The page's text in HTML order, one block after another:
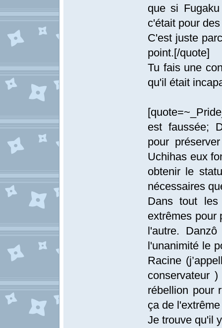
que si
c'était pour
C'est juste
point.[/quote]
Tu fais une
qu'il était
est faussée;
pour
Uchihas eux
obtenir le
nécessaires
Dans tout
extrêmes pour
l'autre.
l'unanimité le
Racine
conservateur
rébellion pour
ça de
Je trouve qu'il